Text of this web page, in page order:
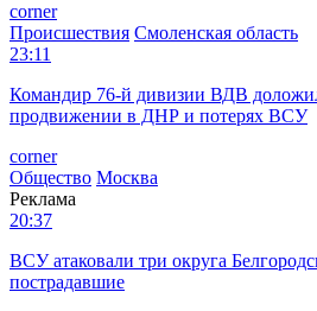
corner
Происшествия Смоленская область
23:11
Командир 76-й дивизии ВДВ
продвижении в ДНР и потерях ВСУ
corner
Общество Москва
Реклама
20:37
ВСУ атаковали три округа
пострадавшие